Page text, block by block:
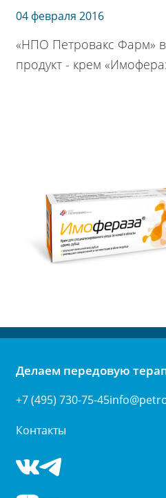
04 февраля 2016
«НПО Петровакс Фарм»
продукт - крем
Делаем передовую
+7 (495) 730-75-45
Контакты